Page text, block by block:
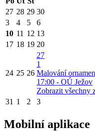
27 28 29 30
3
4 5 6
10 11 12 13
17 18 19 20
24 25 26
27
1
Malování
17:00 - OÚ Ježov
Zobrazit všechny
31 1 2 3
Mobilní aplikace